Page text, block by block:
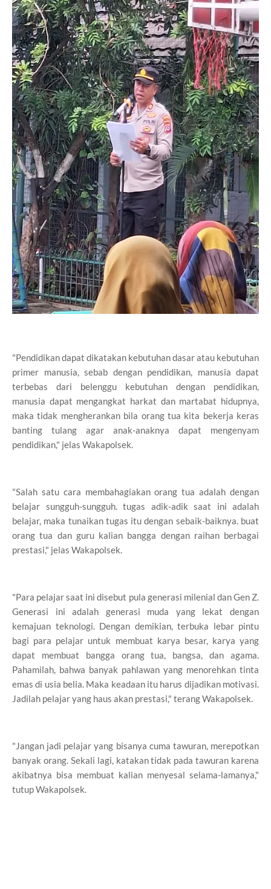
"Pendidikan dapat dikatakan kebutuhan dasar atau kebutuhan
primer manusia, sebab dengan pendidikan, manusia dapat
terbebas dari belenggu kebutuhan dengan pendidikan,
manusia dapat mengangkat harkat dan martabat hidupnya,
maka tidak mengherankan bila orang tua kita bekerja keras
banting tulang agar anak-anaknya dapat mengenyam
pendidikan," jelas Wakapolsek.
"Salah satu cara membahagiakan orang tua adalah dengan
belajar sungguh-sungguh. tugas adik-adik saat ini adalah
belajar, maka tunaikan tugas itu dengan sebaik-baiknya. buat
orang tua dan guru kalian bangga dengan raihan berbagai
prestasi," jelas Wakapolsek.
"Para pelajar saat ini disebut pula generasi milenial dan Gen Z.
Generasi ini adalah generasi muda yang lekat dengan
kemajuan teknologi. Dengan demikian, terbuka lebar pintu
bagi para pelajar untuk membuat karya besar, karya yang
dapat membuat bangga orang tua, bangsa, dan agama.
Pahamilah, bahwa banyak pahlawan yang menorehkan tinta
emas di usia belia. Maka keadaan itu harus dijadikan motivasi.
Jadilah pelajar yang haus akan prestasi," terang Wakapolsek.
"Jangan jadi pelajar yang bisanya cuma tawuran, merepotkan
banyak orang. Sekali lagi, katakan tidak pada tawuran karena
akibatnya bisa membuat kalian menyesal selama-lamanya,"
tutup Wakapolsek.